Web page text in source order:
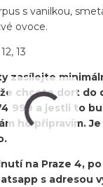
s vanilkou,
ovoce.
13
zasílejte
chcete dort do
999 a jestli to
ho připravím.
na Praze 4,
s adresou